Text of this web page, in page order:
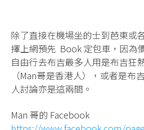
除了直接在機場坐的士到芭東或
擇上網預先 Book 定包車，因為
自由行去布吉最多人用是布吉狂
（Man哥是香港人），或者是布
人討論亦是這兩間。
Man 哥的 Facebook